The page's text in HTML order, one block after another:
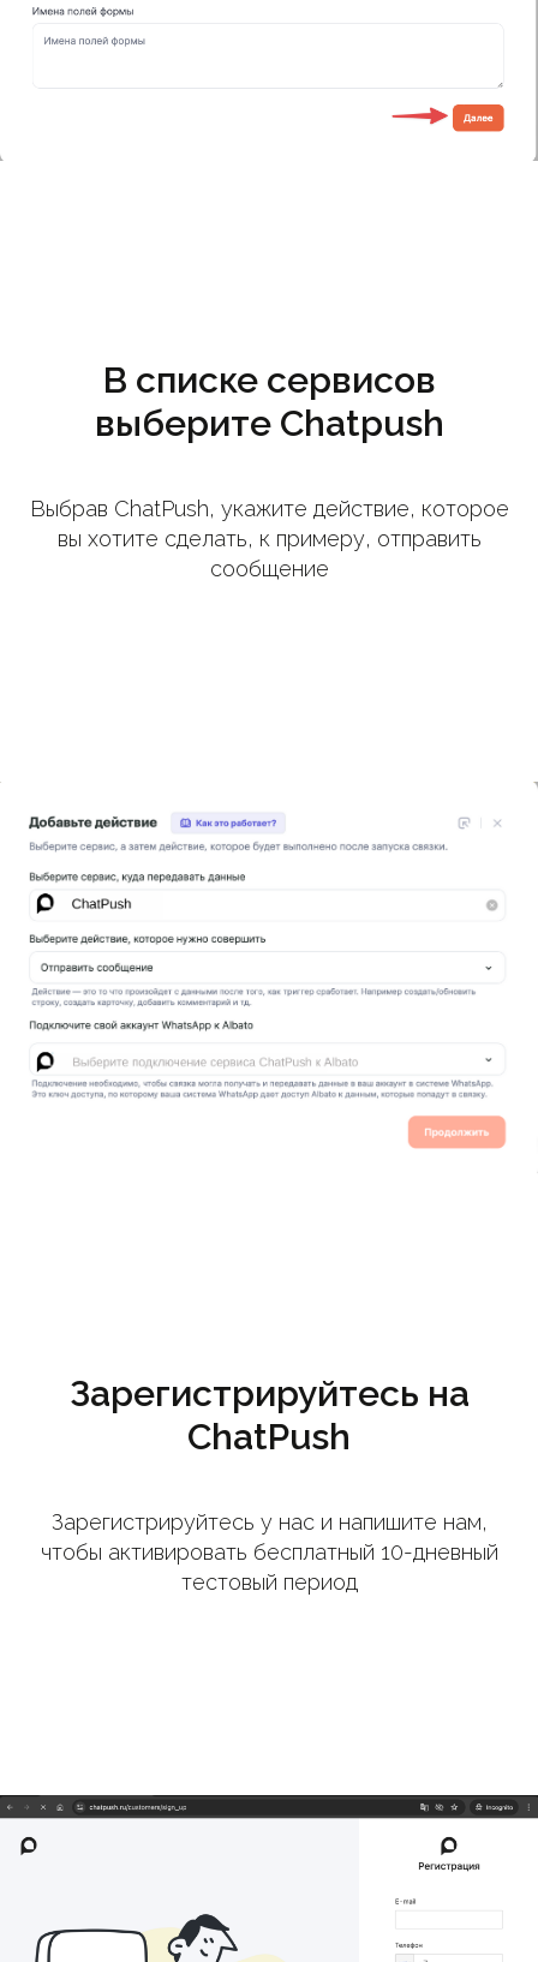
В списке сервисов
выберите Chatpush
Выбрав ChatPush, укажите действие, которое
вы хотите сделать, к примеру, отправить
сообщение
Зарегистрируйтесь на
ChatPush
Зарегистрируйтесь у нас и напишите нам,
чтобы активировать бесплатный 10-дневный
тестовый период